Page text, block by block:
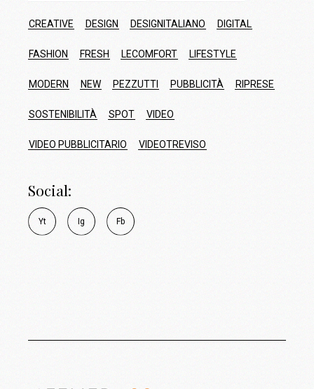
CREATIVE DESIGN DESIGNITALIANO DIGITAL
FASHION FRESH LECOMFORT LIFESTYLE
MODERN NEW PEZZUTTI PUBBLICITÀ RIPRESE
SOSTENIBILITÀ SPOT VIDEO
VIDEO PUBBLICITARIO VIDEOTREVISO
Social:
Yt Ig Fb